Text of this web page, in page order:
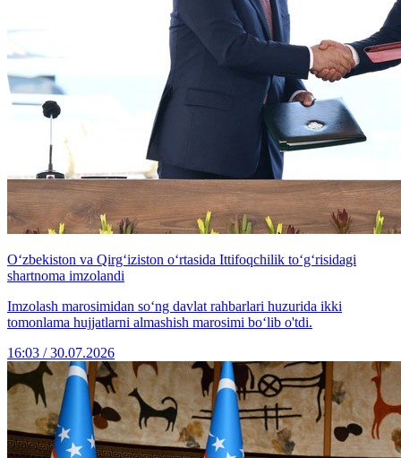
Oʻzbekiston va Qirgʻiziston o‘rtasida Ittifoqchilik toʻgʻrisidagi
shartnoma imzolandi
Imzolash marosimidan soʻng davlat rahbarlari huzurida ikki
tomonlama hujjatlarni almashish marosimi boʻlib o'tdi.
16:03 / 30.07.2026